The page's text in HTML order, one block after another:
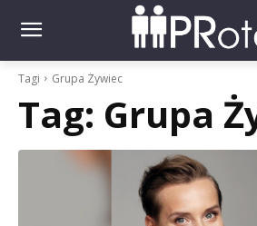
Tagi Grupa Żywiec
Tag: Grupa